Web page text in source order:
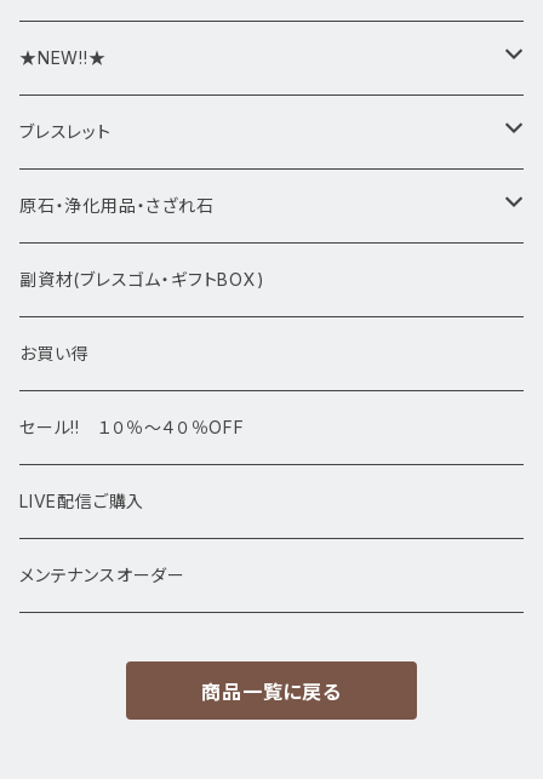
★NEW!!★
★新入荷1/28~
ブレスレット
ブレスレット1点物
アマビエシリーズ
デザインブレス
高級・高品質ブレスレット
サイズ
13㎜以上
原石・浄化用品・さざれ石
浄化さざれ石
ポイント・タワー・タンブル
スフィア 丸玉
置物
原石・クラスター
副資材(ブレスゴム・ギフトBOX)
お買い得
セール!! １０％～４０％OFF
LIVE配信ご購入
メンテナンスオーダー
商品一覧に戻る